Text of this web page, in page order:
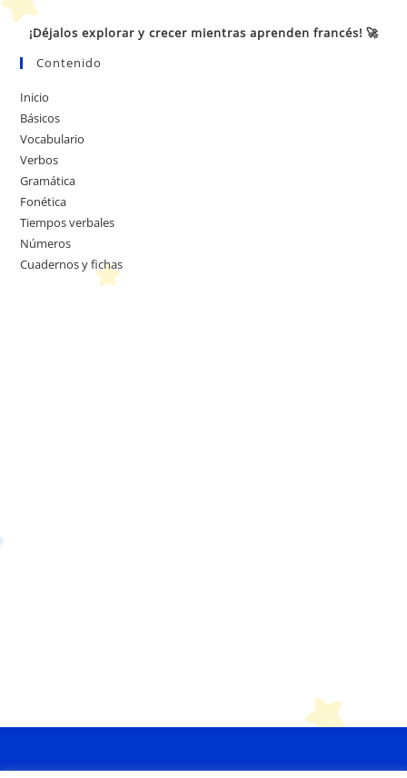
¡Déjalos explorar y crecer mientras aprenden francés! 🚀
Contenido
Inicio
Básicos
Vocabulario
Verbos
Gramática
Fonética
Tiempos verbales
Números
Cuadernos y fichas